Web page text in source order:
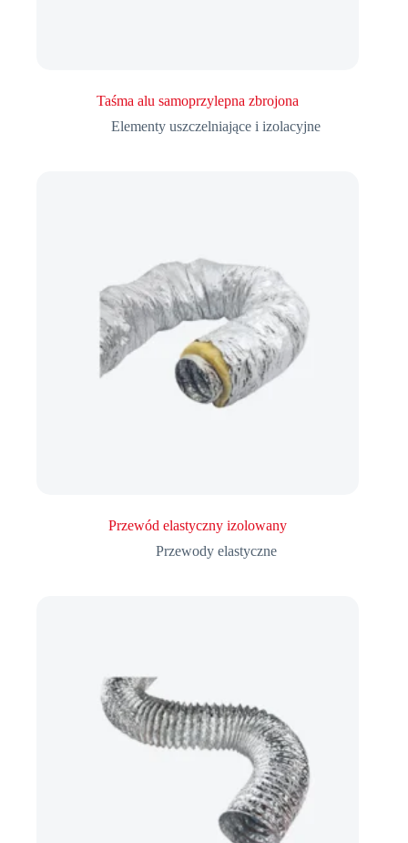
Taśma alu samoprzylepna zbrojona
Elementy uszczelniające i izolacyjne
Przewód elastyczny izolowany
Przewody elastyczne